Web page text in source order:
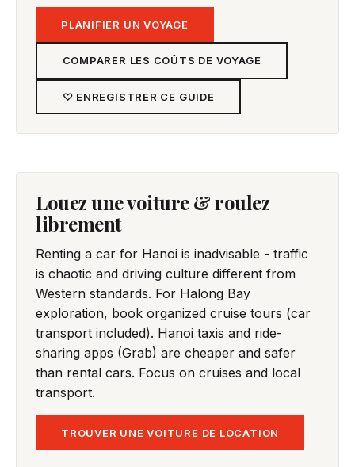
PLANIFIER UN VOYAGE
COMPARER LES COÛTS DE VOYAGE
♡ ENREGISTRER CE GUIDE
Louez une voiture & roulez
librement
Renting a car for Hanoi is inadvisable - traffic
is chaotic and driving culture different from
Western standards. For Halong Bay
exploration, book organized cruise tours (car
transport included). Hanoi taxis and ride-
sharing apps (Grab) are cheaper and safer
than rental cars. Focus on cruises and local
transport.
TROUVER UNE VOITURE DE LOCATION